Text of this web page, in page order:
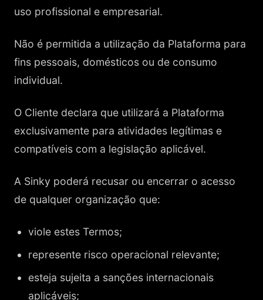
uso profissional e empresarial.
Não é permitida a utilização da Plataforma para
fins pessoais, domésticos ou de consumo
individual.
O Cliente declara que utilizará a Plataforma
exclusivamente para atividades legítimas e
compatíveis com a legislação aplicável.
A Sinky poderá recusar ou encerrar o acesso
de qualquer organização que:
viole estes Termos;
represente risco operacional relevante;
esteja sujeita a sanções internacionais
aplicáveis;